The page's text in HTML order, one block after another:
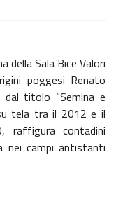
della Sala Bice Valori
poggesi Renato
dal titolo “Semina e
tela tra il 2012 e il
raffigura contadini
nei campi antistanti